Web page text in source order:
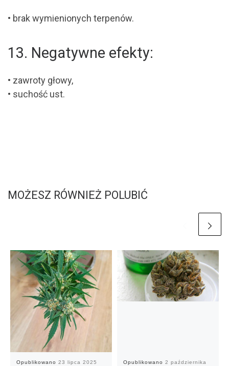
• brak wymienionych terpenów.
13. Negatywne efekty:
• zawroty głowy,
• suchość ust.
MOŻESZ RÓWNIEŻ POLUBIĆ
Opublikowano 23 lipca 2025 Opublikowano 2 października